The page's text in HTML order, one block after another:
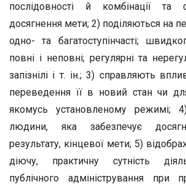
послідовності й комбінації та
досягнення мети; 2) поділяються на
одно- та багатоступінчасті;
повні і неповні; регулярні та
запізнілі і т. ін.; 3) справляють
переведення її в новий стан чи
якомусь установленому режимі;
людини, яка забезпечує
результату, кінцевої мети; 5)
діючу, практичну сутність
публічного адміністрування при